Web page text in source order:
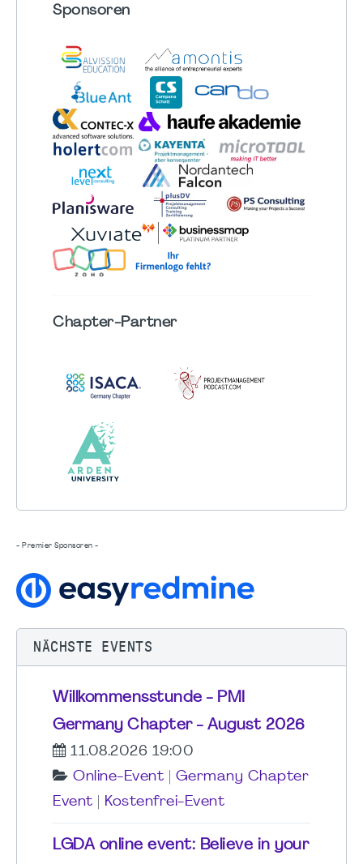
Sponsoren
Chapter-Partner
- Premier Sponsoren -
NÄCHSTE EVENTS
Willkommensstunde - PMI
Germany Chapter - August 2026
11.08.2026 19:00
Online-Event
Germany Chapter
Event
Kostenfrei-Event
LGDA online event: Believe in your